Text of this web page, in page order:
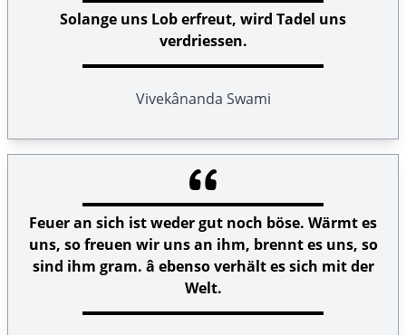
Solange uns Lob erfreut, wird Tadel uns
verdriessen.
Vivekânanda Swami
Feuer an sich ist weder gut noch böse. Wärmt es
uns, so freuen wir uns an ihm, brennt es uns, so
sind ihm gram. â ebenso verhält es sich mit der
Welt.